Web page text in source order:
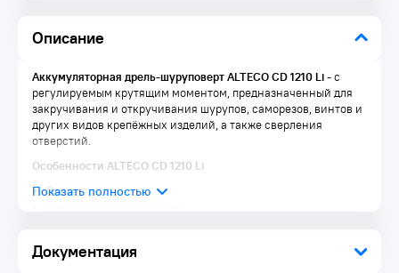
Описание
Документация
Аккумуляторная дрель-шуруповерт ALTECO CD 1210 Li- с
регулируемым крутящим моментом, предназначенный для
закручивания и откручивания шурупов, саморезов, винтов и
других видов крепёжных изделий, а также сверления
отверстий.
Особенности ALTECO CD 1210 Li
Реверс
Li-iON аккумулятор